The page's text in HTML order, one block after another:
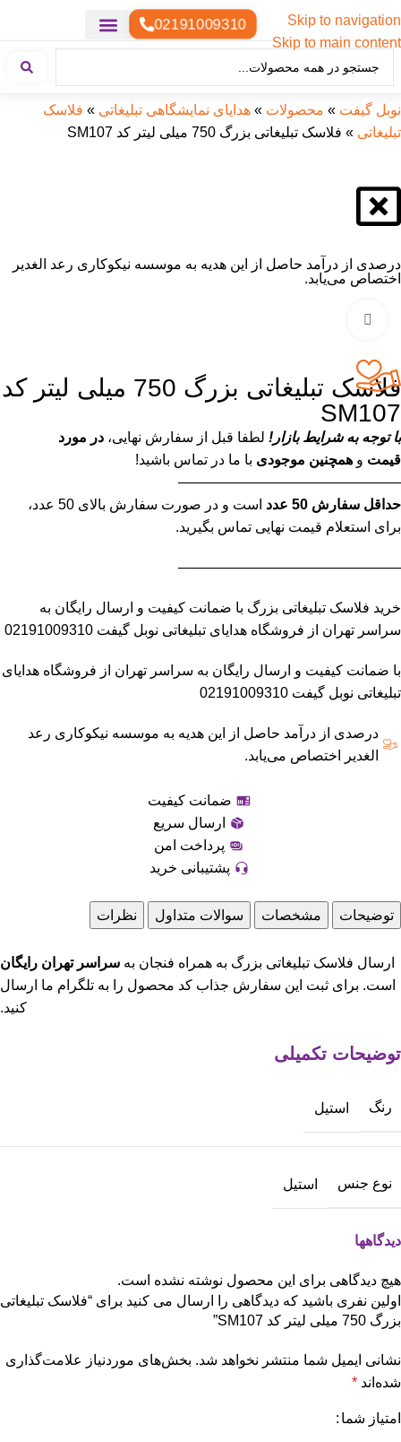
Skip to navigation
Skip to main content
02191009310
نوبل گیفت » محصولات » هدایای نمایشگاهی تبلیغاتی » فلاسک
تبلیغاتی » فلاسک تبلیغاتی بزرگ 750 میلی لیتر کد SM107
درصدی از درآمد حاصل از این هدیه به موسسه نیکوکاری رعد الغدیر
اختصاص می‌یابد.
فلاسک تبلیغاتی بزرگ 750 میلی لیتر کد
SM107
با توجه به شرایط بازار! لطفا قبل از سفارش نهایی، در مورد
قیمت و همچنین موجودی با ما در تماس باشید!
———————————————–
حداقل سفارش 50 عدد
است و در صورت سفارش بالای 50 عدد،
برای استعلام قیمت نهایی تماس بگیرید.
———————————————–
خرید فلاسک تبلیغاتی بزرگ با ضمانت کیفیت و ارسال رایگان به
سراسر تهران از فروشگاه هدایای تبلیغاتی نوبل گیفت 02191009310
با ضمانت کیفیت و ارسال رایگان به سراسر تهران از فروشگاه هدایای
تبلیغاتی نوبل گیفت 02191009310
درصدی از درآمد حاصل از این هدیه به موسسه نیکوکاری رعد
الغدیر اختصاص می‌یابد.
ضمانت کیفیت
ارسال سریع
پرداخت امن
پشتیبانی خرید
توضیحات مشخصات سوالات متداول نظرات
ارسال فلاسک تبلیغاتی بزرگ به همراه فنجان به سراسر تهران رایگان
است. برای ثبت این سفارش جذاب کد محصول را به تلگرام ما ارسال
کنید.
توضیحات تکمیلی
رنگ استیل
نوع جنس استیل
دیدگاهها
هیچ دیدگاهی برای این محصول نوشته نشده است.
اولین نفری باشید که دیدگاهی را ارسال می کنید برای “فلاسک تبلیغاتی
بزرگ 750 میلی لیتر کد SM107”
نشانی ایمیل شما منتشر نخواهد شد. بخش‌های موردنیاز علامت‌گذاری
شده‌اند *
امتیاز شما